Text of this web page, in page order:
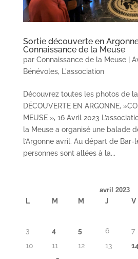
Sortie découverte en
Connaissance de la Meuse
par Connaissance de la Meuse|
Bénévoles, L'association
Découvrez toutes les photos de la
DÉCOUVERTE EN ARGONNE,
MEUSE », 16 Avril 2023
la Meuse a organisé une balade
l’Argonne avril. Au départ de
personnes sont allées à la...
avril 2023
L M M J V
3
4 5 6 7
10
11 12 13